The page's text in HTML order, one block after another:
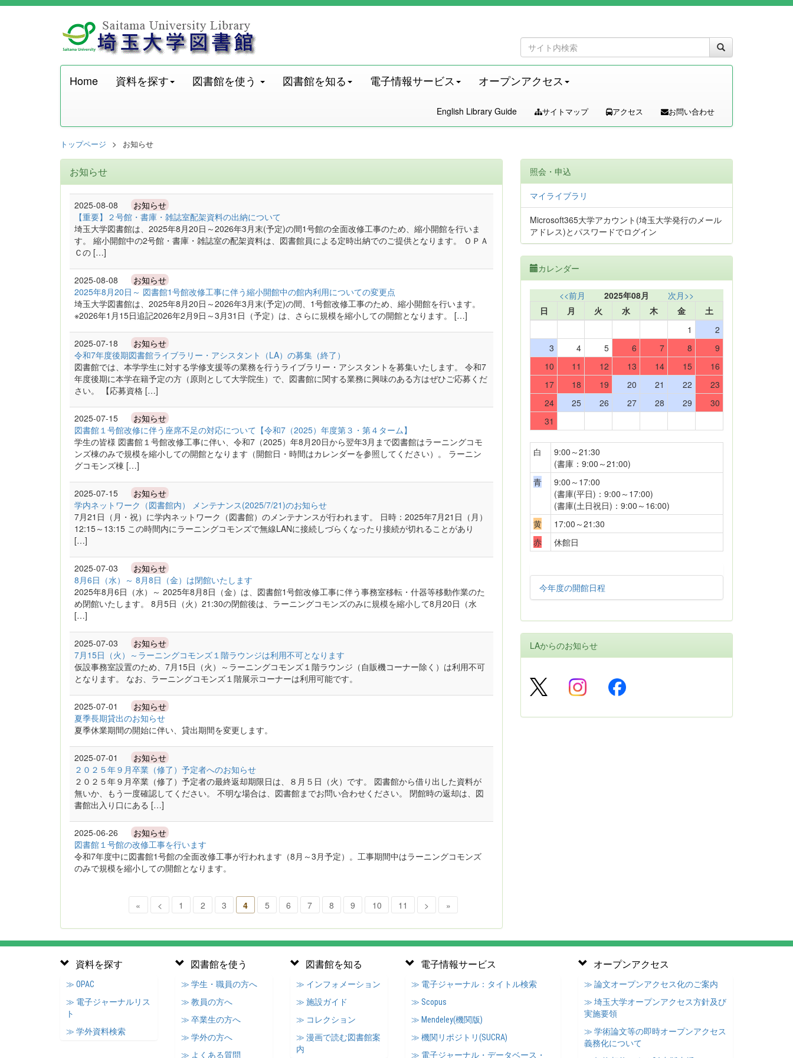
Home 資料を探す 図書館を使う 図書館を知る 電子情報サービス オープンアクセス
English Library Guide サイトマップ アクセス お問い合わせ
トップページ お知らせ
お知らせ
2025-08-08 お知らせ
【重要】２号館・書庫・雑誌室配架資料の出納について
埼玉大学図書館は、2025年8月20日～2026年3月末(予定)の間1号館の全面改修工事のため、縮小開館を行いま
す。 縮小開館中の2号館・書庫・雑誌室の配架資料は、図書館員による定時出納でのご提供となります。 ＯＰＡ
Ｃの […]
2025-08-08 お知らせ
2025年8月20日～ 図書館1号館改修工事に伴う縮小開館中の館内利用についての変更点
埼玉大学図書館は、2025年8月20日～2026年3月末(予定)の間、1号館改修工事のため、縮小開館を行います。
※2026年1月15日追記2026年2月9日～3月31日（予定）は、さらに規模を縮小しての開館となります。 […]
2025-07-18 お知らせ
令和7年度後期図書館ライブラリー・アシスタント（LA）の募集（終了）
図書館では、本学学生に対する学修支援等の業務を行うライブラリー・アシスタントを募集いたします。 令和7
年度後期に本学在籍予定の方（原則として大学院生）で、図書館に関する業務に興味のある方はぜひご応募くだ
さい。 【応募資格 […]
2025-07-15 お知らせ
図書館１号館改修に伴う座席不足の対応について【令和7（2025）年度第３・第４ターム】
学生の皆様 図書館１号館改修工事に伴い、令和7（2025）年8月20日から翌年3月まで図書館はラーニングコモ
ンズ棟のみで規模を縮小しての開館となります（開館日・時間はカレンダーを参照してください）。 ラーニン
グコモンズ棟 […]
2025-07-15 お知らせ
学内ネットワーク（図書館内） メンテナンス(2025/7/21)のお知らせ
7月21日（月・祝）に学内ネットワーク（図書館）のメンテナンスが行われます。 日時：2025年7月21日（月）
12:15～13:15 この時間内にラーニングコモンズで無線LANに接続しづらくなったり接続が切れることがあり
[…]
2025-07-03 お知らせ
8月6日（水）～ 8月8日（金）は閉館いたします
2025年8月6日（水）～ 2025年8月8日（金）は、図書館1号館改修工事に伴う事務室移転・什器等移動作業のた
め閉館いたします。 8月5日（火）21:30の閉館後は、ラーニングコモンズのみに規模を縮小して8月20日（水
[…]
2025-07-03 お知らせ
7月15日（火）～ラーニングコモンズ１階ラウンジは利用不可となります
仮設事務室設置のため、7月15日（火）～ラーニングコモンズ１階ラウンジ（自販機コーナー除く）は利用不可
となります。 なお、ラーニングコモンズ１階展示コーナーは利用可能です。
2025-07-01 お知らせ
夏季長期貸出のお知らせ
夏季休業期間の開始に伴い、貸出期間を変更します。
2025-07-01 お知らせ
２０２５年９月卒業（修了）予定者へのお知らせ
２０２５年９月卒業（修了）予定者の最終返却期限日は、８月５日（火）です。 図書館から借り出した資料が
無いか、もう一度確認してください。 不明な場合は、図書館までお問い合わせください。 閉館時の返却は、図
書館出入り口にある […]
2025-06-26 お知らせ
図書館１号館の改修工事を行います
令和7年度中に図書館1号館の全面改修工事が行われます（8月～3月予定）。工事期間中はラーニングコモンズ
のみで規模を縮小しての開館となります。
« < 1 2 3 4 5 6 7 8 9 10 11 > »
照会・申込
マイライブラリ
Microsoft365大学アカウント(埼玉大学発行のメール
アドレス)とパスワードでログイン
カレンダー
<<前月 2025年08月
次月>>
日
月 火 水 木 金
土
1
2
3
4 5 6 7 8
9
10
11 12 13 14 15
16
17
18 19 20 21 22
23
24
25 26 27 28 29
30
31
白
9:00～21:30
(書庫：9:00～21:00)
青
9:00～17:00
(書庫(平日)：9:00～17:00)
(書庫(土日祝日)：9:00～16:00)
黄
17:00～21:30
赤
休館日
今年度の開館日程
LAからのお知らせ
資料を探す
≫ OPAC
≫ 電子ジャーナルリス
ト
≫ 学外資料検索
図書館を使う
≫ 学生・職員の方へ
≫ 教員の方へ
≫ 卒業生の方へ
≫ 学外の方へ
≫ よくある質問
図書館を知る
≫ インフォメーション
≫ 施設ガイド
≫ コレクション
≫ 漫画で読む図書館案
内
電子情報サービス
≫ 電子ジャーナル：タイトル検索
≫ Scopus
≫ Mendeley(機関版)
≫ 機関リポジトリ(SUCRA)
≫ 電子ジャーナル・データベース・
オープンアクセス
≫ 論文オープンアクセス化のご案内
≫ 埼玉大学オープンアクセス方針及び
実施要領
≫ 学術論文等の即時オープンアクセス
義務化について